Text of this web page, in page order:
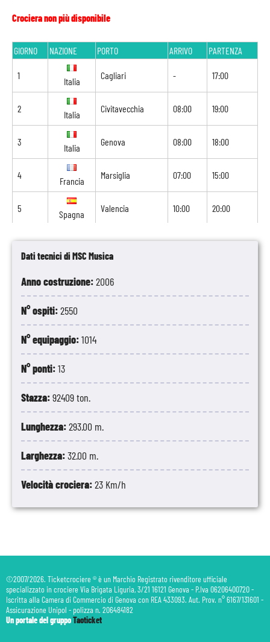
Dati tecnici di MSC Musica
Anno costruzione:2006
N° ospiti:2550
N° equipaggio:1014
N° ponti:13
Stazza:92409 ton.
Lunghezza:293.00 m.
Larghezza:32.00 m.
Velocità crociera:23 Km/h
Crociera non più disponibile
GIORNO NAZIONE PORTO ARRIVO PARTENZA
1
Italia
Cagliari - 17:00
2
Italia
Civitavecchia 08:00 19:00
3
Italia
Genova 08:00 18:00
4
Francia
Marsiglia 07:00 15:00
5
Spagna
Valencia 10:00 20:00
6 Ibiza 11:30 23:59
8 Cagliari 08:00 -
©2007/2026. Ticketcrociere ® è un Marchio Registrato rivenditore ufficiale
specializzato in crociere Via Brigata Liguria, 3/21 16121 Genova - P.Iva 06206400720 -
Iscritta alla Camera di Commercio di Genova con REA 433093. Aut. Prov. n° 6167/131601 -
Assicurazione Unipol - polizza n. 206484182
Un portale del gruppoTaoticket